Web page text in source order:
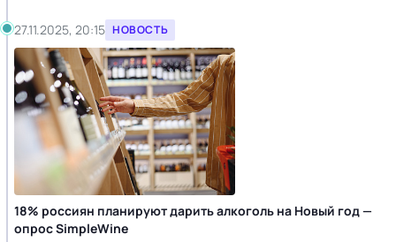
27.11.2025, 20:15 НОВОСТЬ
18% россиян планируют дарить алкоголь на Новый год —
опрос SimpleWine